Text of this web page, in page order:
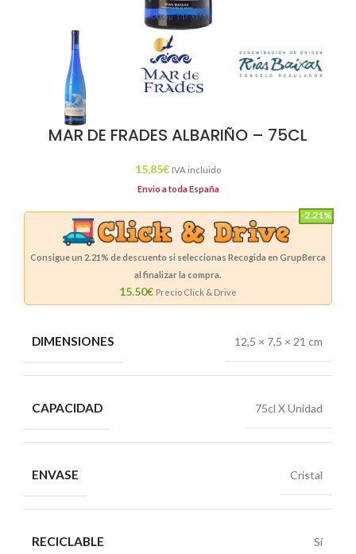
MAR DE FRADES ALBARIÑO – 75CL
15,85€ IVA incluido
Envio a toda España
-2.21%
Consigue un 2.21% de descuento si seleccionas Recogida en GrupBerca
al finalizar la compra.
15.50€ Precio Click & Drive
DIMENSIONES 12,5 × 7,5 × 21 cm
CAPACIDAD 75cl X Unidad
ENVASE Cristal
RECICLABLE Sí